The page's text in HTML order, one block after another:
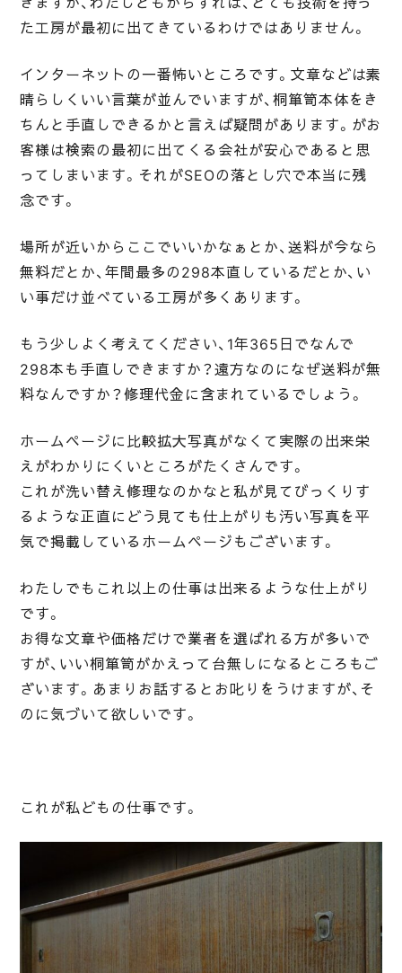
た工房が最初に出てきているわけではありません。
インターネットの一番怖いところです。文章などは素
晴らしくいい言葉が並んでいますが、桐箪笥本体をき
ちんと手直しできるかと言えば疑問があります。がお
客様は検索の最初に出てくる会社が安心であると思
ってしまいます。それがSEOの落とし穴で本当に残
念です。
場所が近いからここでいいかなぁとか、送料が今なら
無料だとか、年間最多の298本直しているだとか、い
い事だけ並べている工房が多くあります。
もう少しよく考えてください、1年365日でなんで
298本も手直しできますか？遠方なのになぜ送料が無
料なんですか？修理代金に含まれているでしょう。
ホームページに比較拡大写真がなくて実際の出来栄
えがわかりにくいところがたくさんです。
これが洗い替え修理なのかなと私が見てびっくりす
るような正直にどう見ても仕上がりも汚い写真を平
気で掲載しているホームページもございます。
わたしでもこれ以上の仕事は出来るような仕上がり
です。
お得な文章や価格だけで業者を選ばれる方が多いで
すが、いい桐箪笥がかえって台無しになるところもご
ざいます。あまりお話するとお叱りをうけますが、そ
のに気づいて欲しいです。
これが私どもの仕事です。